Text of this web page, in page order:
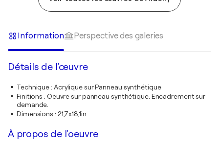
Information Perspective des galeries
Détails de l'œuvre
Technique: Acrylique sur Panneau synthétique
Finitions : Oeuvre sur panneau synthétique. Encadrement sur
demande.
Dimensions : 21,7x18,1in
À propos de l'oeuvre